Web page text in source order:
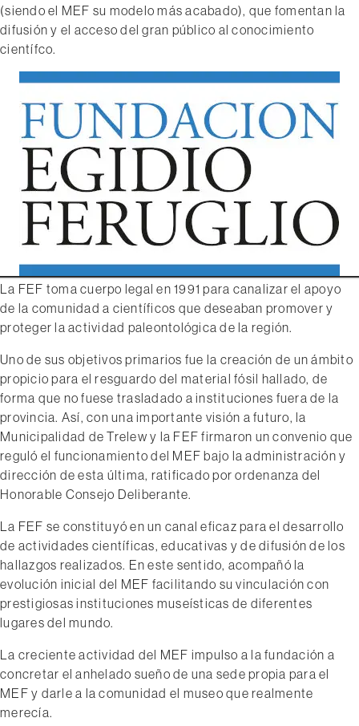
(siendo el MEF su modelo más acabado), que fomentan la
difusión y el acceso del gran público al conocimiento
científco.
La FEF toma cuerpo legal en 1991 para canalizar el apoyo
de la comunidad a científicos que deseaban promover y
proteger la actividad paleontológica de la región.
Uno de sus objetivos primarios fue la creación de un ámbito
propicio para el resguardo del material fósil hallado, de
forma que no fuese trasladado a instituciones fuera de la
provincia. Así, con una importante visión a futuro, la
Municipalidad de Trelew y la FEF firmaron un convenio que
reguló el funcionamiento del MEF bajo la administración y
dirección de esta última, ratificado por ordenanza del
Honorable Consejo Deliberante.
La FEF se constituyó en un canal eficaz para el desarrollo
de actividades científicas, educativas y de difusión de los
hallazgos realizados. En este sentido, acompañó la
evolución inicial del MEF facilitando su vinculación con
prestigiosas instituciones museísticas de diferentes
lugares del mundo.
La creciente actividad del MEF impulso a la fundación a
concretar el anhelado sueño de una sede propia para el
MEF y darle a la comunidad el museo que realmente
merecía.